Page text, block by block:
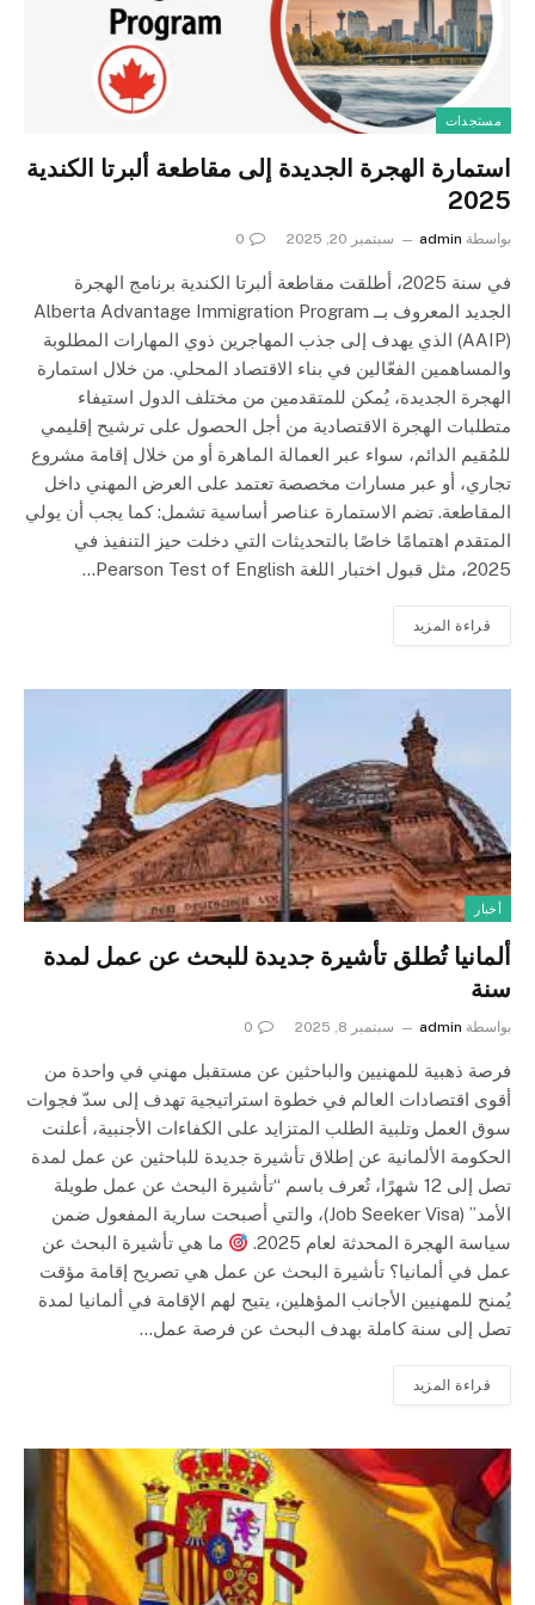
مستجدات
استمارة الهجرة الجديدة إلى مقاطعة ألبرتا الكندية
2025
بواسطة admin سبتمبر 20, 2025 0
في سنة 2025، أطلقت مقاطعة ألبرتا الكندية برنامج الهجرة
الجديد المعروف بــ Alberta Advantage Immigration Program
(AAIP) الذي يهدف إلى جذب المهاجرين ذوي المهارات المطلوبة
والمساهمين الفعّالين في بناء الاقتصاد المحلي. من خلال استمارة
الهجرة الجديدة، يُمكن للمتقدمين من مختلف الدول استيفاء
متطلبات الهجرة الاقتصادية من أجل الحصول على ترشيح إقليمي
للمُقيم الدائم، سواء عبر العمالة الماهرة أو من خلال إقامة مشروع
تجاري، أو عبر مسارات مخصصة تعتمد على العرض المهني داخل
المقاطعة. تضم الاستمارة عناصر أساسية تشمل: كما يجب أن يولي
المتقدم اهتمامًا خاصًا بالتحديثات التي دخلت حيز التنفيذ في
2025، مثل قبول اختبار اللغة Pearson Test of English…
قراءة المزيد
أخبار
ألمانيا تُطلق تأشيرة جديدة للبحث عن عمل لمدة
سنة
بواسطة admin سبتمبر 8, 2025 0
فرصة ذهبية للمهنيين والباحثين عن مستقبل مهني في واحدة من
أقوى اقتصادات العالم في خطوة استراتيجية تهدف إلى سدّ فجوات
سوق العمل وتلبية الطلب المتزايد على الكفاءات الأجنبية، أعلنت
الحكومة الألمانية عن إطلاق تأشيرة جديدة للباحثين عن عمل لمدة
تصل إلى 12 شهرًا، تُعرف باسم “تأشيرة البحث عن عمل طويلة
الأمد” (Job Seeker Visa)، والتي أصبحت سارية المفعول ضمن
سياسة الهجرة المحدثة لعام 2025.
ما هي تأشيرة البحث عن
عمل في ألمانيا؟ تأشيرة البحث عن عمل هي تصريح إقامة مؤقت
يُمنح للمهنيين الأجانب المؤهلين، يتيح لهم الإقامة في ألمانيا لمدة
تصل إلى سنة كاملة بهدف البحث عن فرصة عمل…
قراءة المزيد